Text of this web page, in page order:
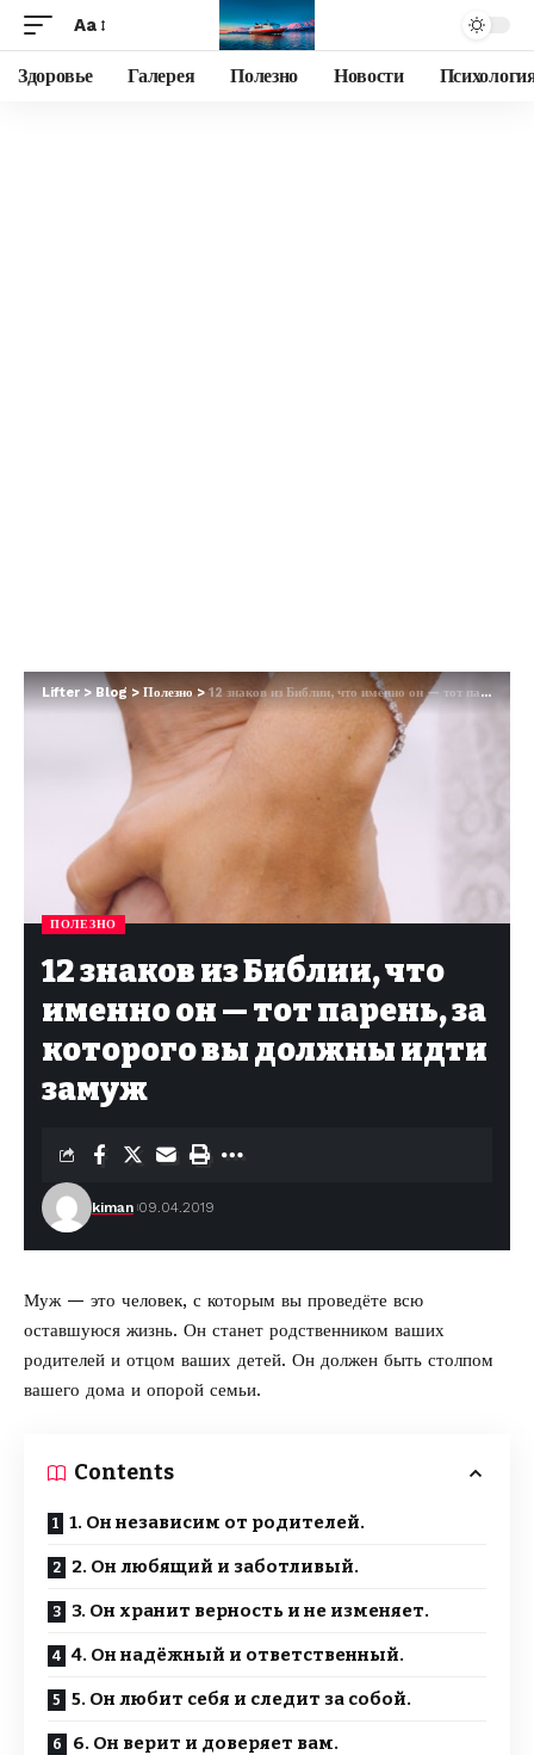
Aa
Здоровье Галерея Полезно Новости
Lifter>Blog >Полезно>12 знаков из Библии, что именно он — тот парень, за которого вы должны идти замуж
ПОЛЕЗНО
12 знаков из Библии, что
именно он — тот парень, за
которого вы должны идти
замуж
kiman 09.04.2019
Муж — это человек, с которым вы проведёте всю
оставшуюся жизнь. Он станет родственником ваших
родителей и отцом ваших детей. Он должен быть столпом
вашего дома и опорой семьи.
Contents
1. Он независим от родителей.
2. Он любящий и заботливый.
3. Он хранит верность и не изменяет.
4. Он надёжный и ответственный.
5. Он любит себя и следит за собой.
6. Он верит и доверяет вам.